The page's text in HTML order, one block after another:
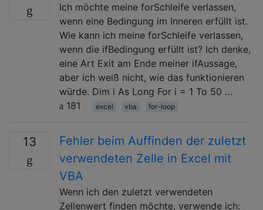
Ich möchte meine forSchleife verlassen,
wenn eine Bedingung im Inneren erfüllt ist.
Wie kann ich meine forSchleife verlassen,
wenn die ifBedingung erfüllt ist? Ich denke,
eine Art Exit am Ende meiner ifAussage,
aber ich weiß nicht, wie das funktionieren
würde. Dim i As Long For i = 1 To 50 …
181
excel vba for-loop
13
Fehler beim Auffinden der zuletzt
verwendeten Zelle in Excel mit
VBA
Wenn ich den zuletzt verwendeten
Zellenwert finden möchte, verwende ich: